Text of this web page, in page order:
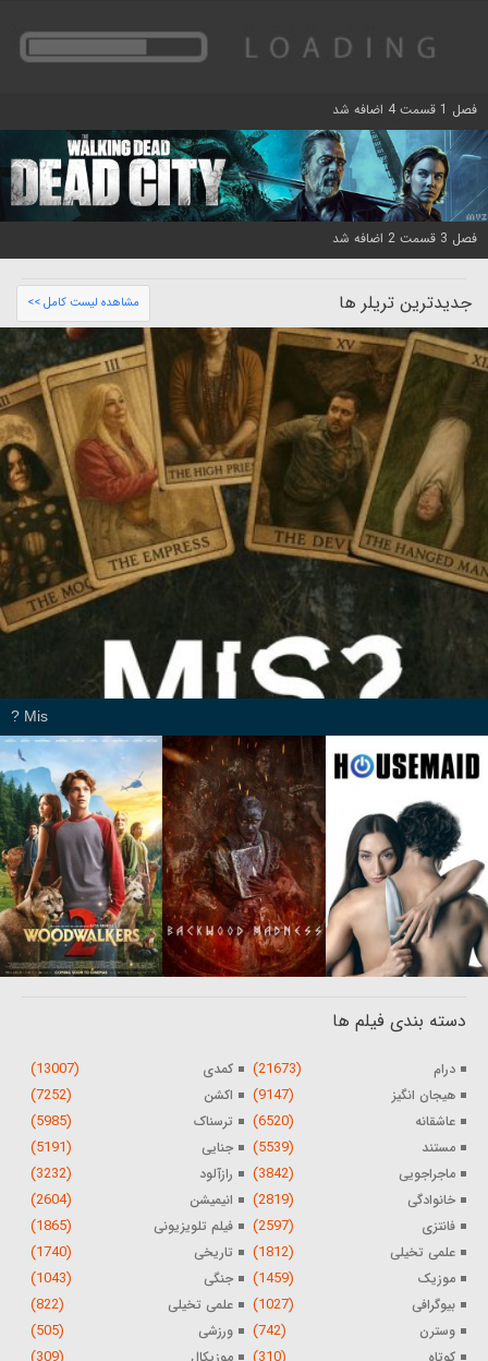
فصل 1 قسمت 4 اضافه شد
فصل 3 قسمت 2 اضافه شد
جدیدترین تریلر ها مشاهده لیست کامل >>
Mis ?
دسته بندی فیلم ها
درام (21673) کمدی (13007)
هیجان انگیز (9147) اکشن (7252)
عاشقانه (6520) ترسناک (5985)
مستند (5539) جنایی (5191)
ماجراجویی (3842) رازآلود (3232)
خانوادگی (2819) انیمیشن (2604)
فانتزی (2597) فیلم تلویزیونی (1865)
علمی تخیلی (1812) تاریخی (1740)
موزیک (1459) جنگی (1043)
بیوگرافی (1027) علمی تخیلی (822)
وسترن (742) ورزشی (505)